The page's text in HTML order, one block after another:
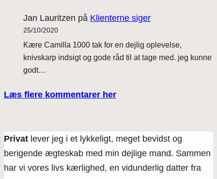
Jan Lauritzen på Klienterne siger
25/10/2020
Kære Camilla 1000 tak for en dejlig oplevelse,
knivskarp indsigt og gode råd til at tage med. jeg kunne
godt…
Læs flere kommentarer her
Privat lever jeg i et lykkeligt, meget bevidst og
berigende ægteskab med min dejlige mand. Sammen
har vi vores livs kærlighed, en vidunderlig datter fra